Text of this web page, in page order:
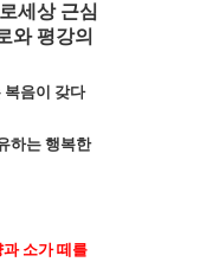
세상 근심
와 평강의
복음이 갖다
하는 행복한
과 소가 떼를